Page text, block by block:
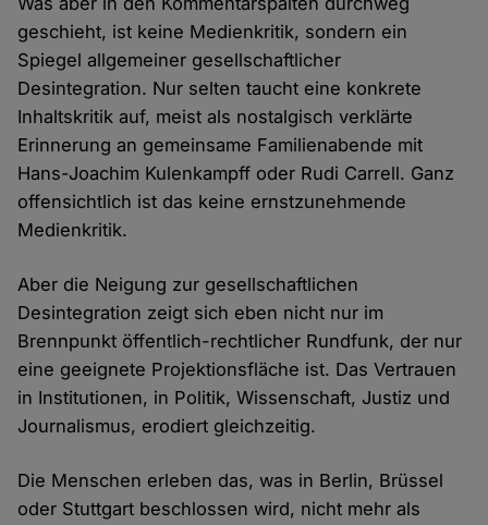
geschieht, ist keine Medienkritik, sondern ein
Spiegel allgemeiner gesellschaftlicher
Desintegration. Nur selten taucht eine konkrete
Inhaltskritik auf, meist als nostalgisch verklärte
Erinnerung an gemeinsame Familienabende mit
Hans-Joachim Kulenkampff oder Rudi Carrell. Ganz
offensichtlich ist das keine ernstzunehmende
Medienkritik.
Aber die Neigung zur gesellschaftlichen
Desintegration zeigt sich eben nicht nur im
Brennpunkt öffentlich-rechtlicher Rundfunk, der nur
eine geeignete Projektionsfläche ist. Das Vertrauen
in Institutionen, in Politik, Wissenschaft, Justiz und
Journalismus, erodiert gleichzeitig.
Die Menschen erleben das, was in Berlin, Brüssel
oder Stuttgart beschlossen wird, nicht mehr als